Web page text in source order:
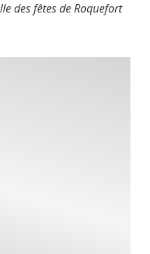
des fêtes de Roquefort